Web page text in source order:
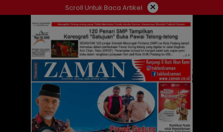
ke
Scroll Untuk Baca Artikel ×